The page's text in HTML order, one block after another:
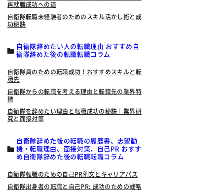
再就職成功への道
自衛隊転職未経験者のためのスキル活かし術と成
功秘訣
自衛隊辞めたい人の転職理由 おすすめ自
衛隊辞めた後の転職転職コラム
自衛隊員のための転職成功！おすすめスキルと転
職先
自衛隊からの転職を考える理由と転職先の業界特
徴
自衛隊を辞めたい理由と転職成功の秘訣｜業界研
究と面接対策
自衛隊辞めた後の転職の履歴書、志望動
機・転職理由、面接対策、自己PR おすす
め自衛隊辞めた後の転職転職コラム
自衛隊転職のための自己PR例文とキャリアパス
自衛隊出身者の転職と自己PR: 成功のための戦略